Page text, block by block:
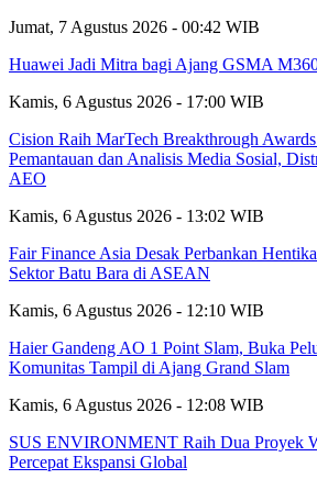
Jumat, 7 Agustus 2026 - 00:42 WIB
Huawei Jadi Mitra bagi Ajang GSMA
Kamis, 6 Agustus 2026 - 17:00 WIB
Cision Raih MarTech Breakthrough
Pemantauan dan Analisis Media Sosial,
AEO
Kamis, 6 Agustus 2026 - 13:02 WIB
Fair Finance Asia Desak Perbankan
Sektor Batu Bara di ASEAN
Kamis, 6 Agustus 2026 - 12:10 WIB
Haier Gandeng AO 1 Point Slam, Buka
Komunitas Tampil di Ajang Grand Slam
Kamis, 6 Agustus 2026 - 12:08 WIB
SUS ENVIRONMENT Raih Dua Proyek
Percepat Ekspansi Global